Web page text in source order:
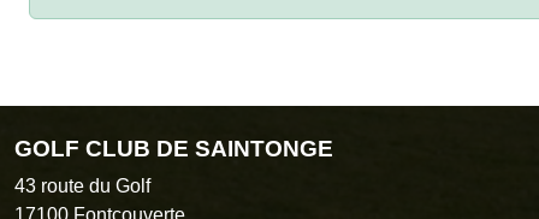
GOLF CLUB DE SAINTONGE
43 route du Golf
17100 Fontcouverte